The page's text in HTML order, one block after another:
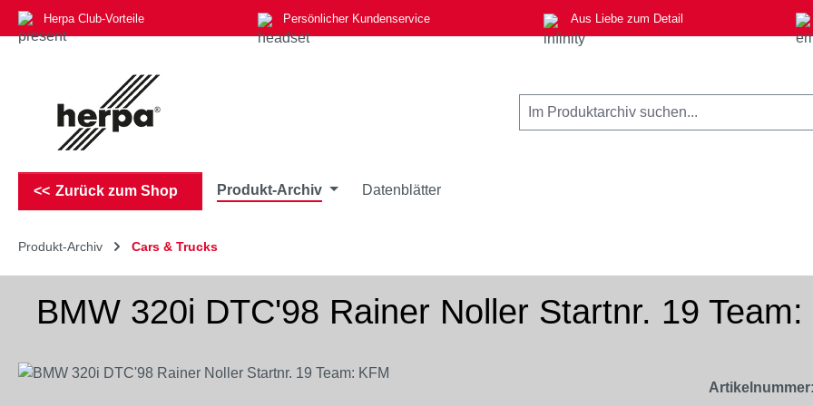
Hauptinhalt springen
Zur Suche springen
Zur Hauptnavigation springen
Herpa Club-Vorteile Persönlicher Kundenservice Aus Liebe zum Detail
Zurück zum Shop Produkt-Archiv Datenblätter
Produkt-Archiv Cars & Trucks
BMW 320i DTC'98 Rainer Noller Startnr. 19 Team:
Bildergalerie überspringen